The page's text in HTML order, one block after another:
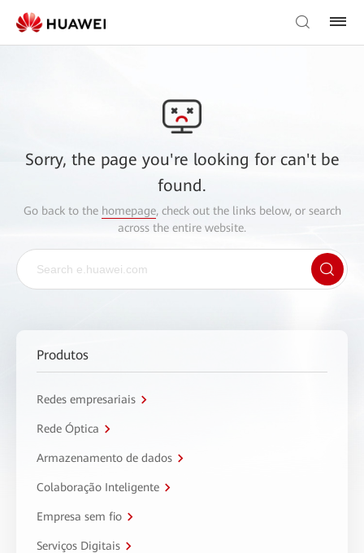
Sorry, the page you're looking for can't be
found.
Go back to the homepage, check out the links below, or search
across the entire website.
Produtos
Redes empresariais
Rede Óptica
Armazenamento de dados
Colaboração Inteligente
Empresa sem fio
Serviços Digitais